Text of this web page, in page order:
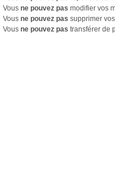
Vous ne pouvez pas modifier vos
Vous ne pouvez pas supprimer
Vous ne pouvez pas transférer de